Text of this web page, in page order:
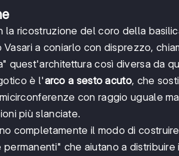
la ricostruzione del coro della
a coniarlo con disprezzo,
quest'architettura così diversa da
è l'arco a sesto acuto, che
con raggio uguale
più slanciate.
completamente il modo di
che aiutano a